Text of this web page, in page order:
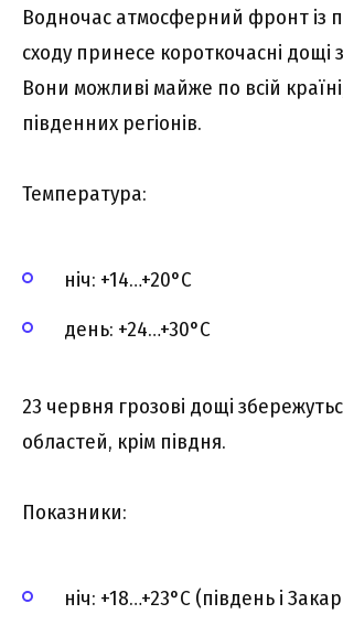
Водночас атмосферний фронт із
сходу принесе короткочасні дощі
Вони можливі майже по всій
південних регіонів.
Температура:
ніч: +14…+20°C
день: +24…+30°C
23 червня грозові дощі
областей, крім півдня.
Показники:
ніч: +18…+23°C (південь і